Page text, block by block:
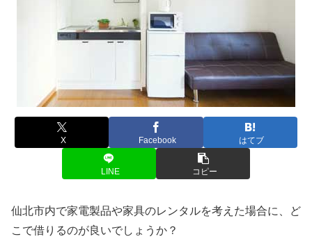
X Facebook はてブ
LINE コピー
仙北市内で家電製品や家具のレンタルを考えた場合に、ど
こで借りるのが良いでしょうか？